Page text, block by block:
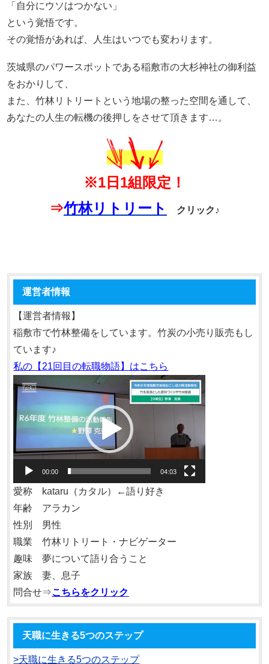
「自分にウソはつかない」
という覚悟です。
その覚悟があれば、人生はいつでも変わります。
茨城県のパワースポットである稲敷市の大杉神社の御利益
をおかりして、
また、竹林リトリートという地場の整った空間を通して、
あなたの人生の転機の後押しをさせて頂きます…。
※1日1組限定！
⇒竹林リトリート クリック♪
運営者情報
【運営者情報】
稲敷市で竹林整備をしています。竹炭の小売り販売もし
ています♪
私の【21回目の転職物語】はこちら
画
プ
レ
ー
ヤ
ー
00:00 04:03
愛称 kataru（カタル）←語り好き
年齢 アラカン
性別 男性
職業 竹林リトリート・ナビゲーター
趣味 夢について語り合うこと
家族 妻、息子
問合せ⇒こちらをクリック
天職に生きる5つのステップ
>天職に生きる5つのステップ